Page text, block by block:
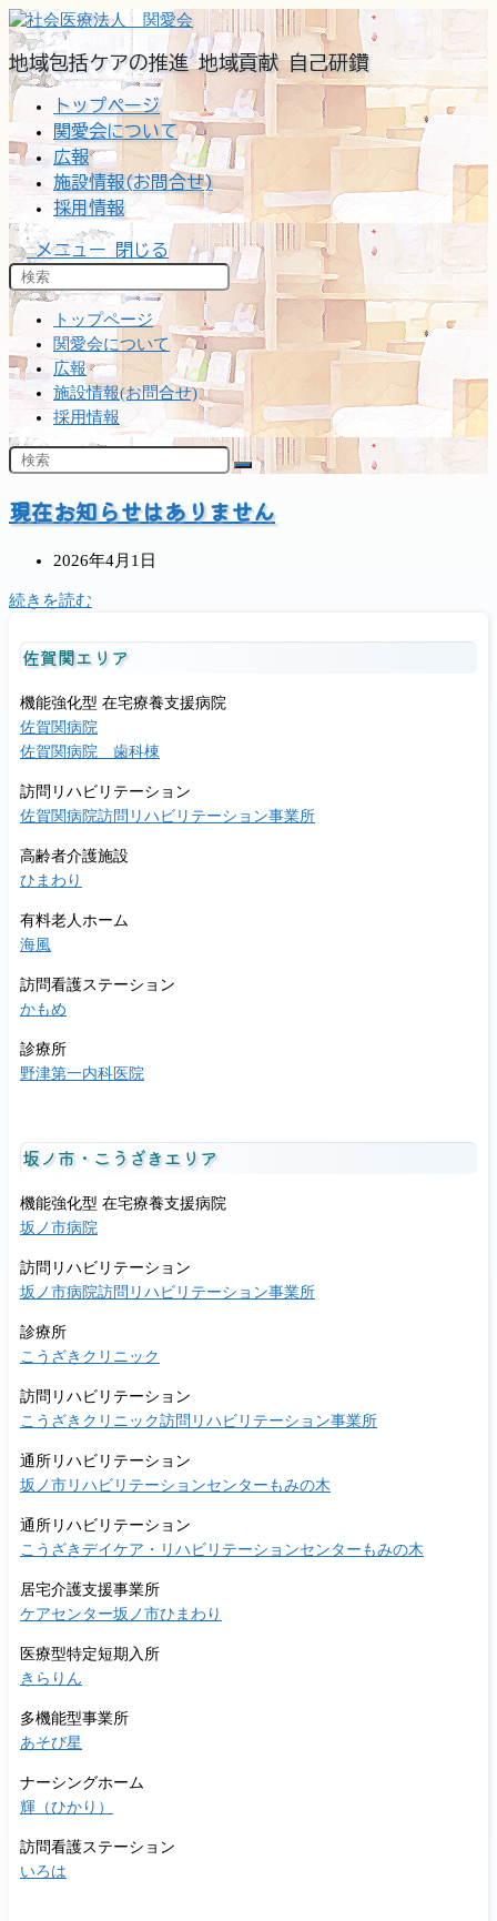
コ
ン
テ
ン
ツ
ス
キ
プ
地域包括ケアの推進 地域貢献 自己研鑽
トップページ
関愛会について
広報
施設情報(お問合せ)
採用情報
メニュー 閉じる
トップページ
関愛会について
広報
施設情報(お問合せ)
採用情報
現在お知らせはありません
投
公
日:
2026年4月1日
続きを読む
お
知
ら
せ
は
あ
り
ま
ん
佐賀関エリア
機能強化型 在宅療養支援病院
佐賀関病院
佐賀関病院 歯科棟
訪問リハビリテーション
佐賀関病院訪問リハビリテーション事業所
高齢者介護施設
ひまわり
有料老人ホーム
海風
訪問看護ステーション
かもめ
診療所
野津第一内科医院
坂ノ市・こうざきエリア
機能強化型 在宅療養支援病院
坂ノ市病院
訪問リハビリテーション
坂ノ市病院訪問リハビリテーション事業所
診療所
こうざきクリニック
訪問リハビリテーション
こうざきクリニック訪問リハビリテーション事業所
通所リハビリテーション
坂ノ市リハビリテーションセンターもみの木
通所リハビリテーション
こうざきデイケア・リハビリテーションセンターもみの木
居宅介護支援事業所
ケアセンター坂ノ市ひまわり
医療型特定短期入所
きらりん
多機能型事業所
あそび星
ナーシングホーム
輝（ひかり）
訪問看護ステーション
いろは